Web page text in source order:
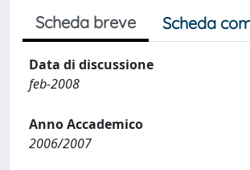
Scheda breve Scheda
Data di discussione
feb-2008
Anno Accademico
2006/2007